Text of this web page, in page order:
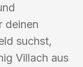
deinen
suchst,
Villach aus